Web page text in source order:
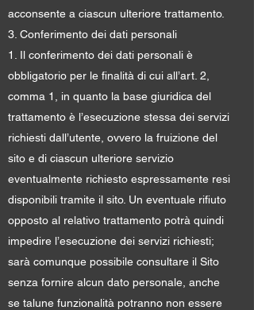
acconsente a ciascun ulteriore trattamento.
3. Conferimento dei dati personali
1. Il conferimento dei dati personali è
obbligatorio per le finalità di cui all’art. 2,
comma 1, in quanto la base giuridica del
trattamento è l’esecuzione stessa dei servizi
richiesti dall’utente, ovvero la fruizione del
sito e di ciascun ulteriore servizio
eventualmente richiesto espressamente resi
disponibili tramite il sito. Un eventuale rifiuto
opposto al relativo trattamento potrà quindi
impedire l’esecuzione dei servizi richiesti;
sarà comunque possibile consultare il Sito
senza fornire alcun dato personale, anche
se talune funzionalità potranno non essere